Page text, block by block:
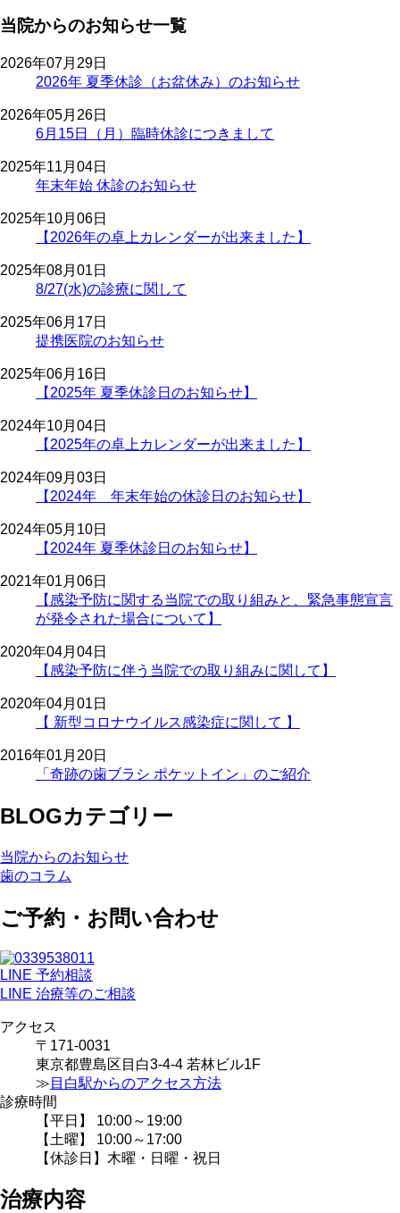
当院からのお知らせ一覧
2026年07月29日
2026年 夏季休診（お盆休み）のお知らせ
2026年05月26日
6月15日（月）臨時休診につきまして
2025年11月04日
年末年始 休診のお知らせ
2025年10月06日
【2026年の卓上カレンダーが出来ました】
2025年08月01日
8/27(水)の診療に関して
2025年06月17日
提携医院のお知らせ
2025年06月16日
【2025年 夏季休診日のお知らせ】
2024年10月04日
【2025年の卓上カレンダーが出来ました】
2024年09月03日
【2024年 年末年始の休診日のお知らせ】
2024年05月10日
【2024年 夏季休診日のお知らせ】
2021年01月06日
【感染予防に関する当院での取り組みと、緊急事態宣言
が発令された場合について】
2020年04月04日
【感染予防に伴う当院での取り組みに関して】
2020年04月01日
【 新型コロナウイルス感染症に関して 】
2016年01月20日
「奇跡の歯ブラシ ポケットイン」のご紹介
BLOGカテゴリー
当院からのお知らせ
歯のコラム
ご予約・お問い合わせ
LINE 予約相談
LINE 治療等のご相談
アクセス
〒171-0031
東京都豊島区目白3-4-4 若林ビル1F
≫ 目白駅からのアクセス方法
診療時間
【平日】 10:00～19:00
【土曜】 10:00～17:00
【休診日】木曜・日曜・祝日
治療内容